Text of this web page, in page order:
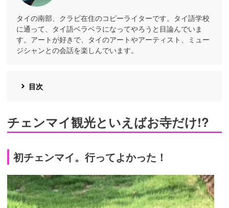
タイの南部、クラビ在住のコピーライターです。タイ語学校
に通って、タイ語ベラベラになってやろうと目論んでいま
す。アートが好きで、タイのアートやアーティスト、ミュー
ジシャンとの会話を楽しんでいます。
目次
チェンマイ観光といえばお寺だけ!?
初チェンマイ。行ってよかった！